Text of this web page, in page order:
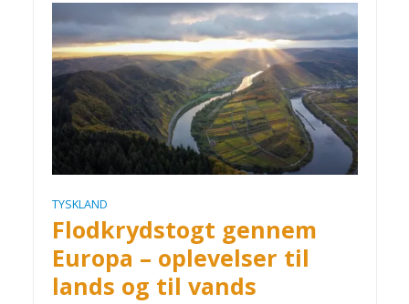
TYSKLAND
Flodkrydstogt gennem
Europa – oplevelser til
lands og til vands